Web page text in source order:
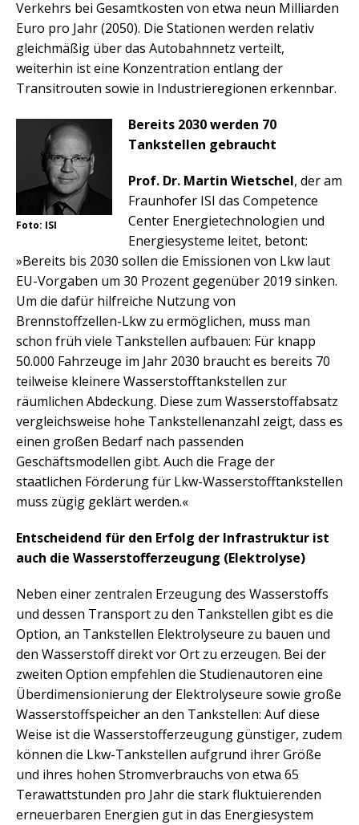
Verkehrs bei Gesamtkosten von etwa neun Milliarden
Euro pro Jahr (2050). Die Stationen werden relativ
gleichmäßig über das Autobahnnetz verteilt,
weiterhin ist eine Konzentration entlang der
Transitrouten sowie in Industrieregionen erkennbar.
Foto: ISI
Bereits 2030 werden 70
Tankstellen gebraucht
Prof. Dr. Martin Wietschel, der am
Fraunhofer ISI das Competence
Center Energietechnologien und
Energiesysteme leitet, betont:
»Bereits bis 2030 sollen die Emissionen von Lkw laut
EU-Vorgaben um 30 Prozent gegenüber 2019 sinken.
Um die dafür hilfreiche Nutzung von
Brennstoffzellen-Lkw zu ermöglichen, muss man
schon früh viele Tankstellen aufbauen: Für knapp
50.000 Fahrzeuge im Jahr 2030 braucht es bereits 70
teilweise kleinere Wasserstofftankstellen zur
räumlichen Abdeckung. Diese zum Wasserstoffabsatz
vergleichsweise hohe Tankstellenanzahl zeigt, dass es
einen großen Bedarf nach passenden
Geschäftsmodellen gibt. Auch die Frage der
staatlichen Förderung für Lkw-Wasserstofftankstellen
muss zügig geklärt werden.«
Entscheidend für den Erfolg der Infrastruktur ist
auch die Wasserstofferzeugung (Elektrolyse)
Neben einer zentralen Erzeugung des Wasserstoffs
und dessen Transport zu den Tankstellen gibt es die
Option, an Tankstellen Elektrolyseure zu bauen und
den Wasserstoff direkt vor Ort zu erzeugen. Bei der
zweiten Option empfehlen die Studienautoren eine
Überdimensionierung der Elektrolyseure sowie große
Wasserstoffspeicher an den Tankstellen: Auf diese
Weise ist die Wasserstofferzeugung günstiger, zudem
können die Lkw-Tankstellen aufgrund ihrer Größe
und ihres hohen Stromverbrauchs von etwa 65
Terawattstunden pro Jahr die stark fluktuierenden
erneuerbaren Energien gut in das Energiesystem